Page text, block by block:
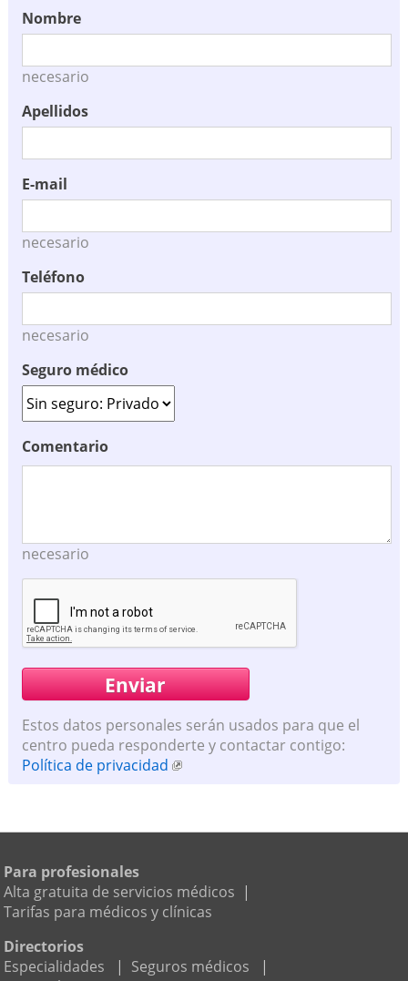
Nombre
necesario
Apellidos
E-mail
necesario
Teléfono
necesario
Seguro médico
Comentario
necesario
Estos datos personales serán usados para que el
centro pueda responderte y contactar contigo:
Política de privacidad
Para profesionales
Alta gratuita de servicios médicos |
Tarifas para médicos y clínicas
Directorios
Especialidades
| Seguros médicos
|